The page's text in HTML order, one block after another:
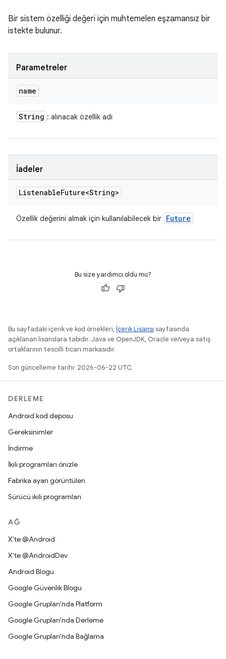
Bir sistem özelliği değeri için muhtemelen eşzamansız bir
istekte bulunur.
Parametreler
name
String : alınacak özellik adı
İadeler
ListenableFuture<String>
Özellik değerini almak için kullanılabilecek bir Future
Bu size yardımcı oldu mu?
Bu sayfadaki içerik ve kod örnekleri, İçerik Lisansı sayfasında
açıklanan lisanslara tabidir. Java ve OpenJDK, Oracle ve/veya satış
ortaklarının tescilli ticari markasıdır.
Son güncelleme tarihi: 2026-06-22 UTC.
DERLEME
Android kod deposu
Gereksinimler
İndirme
İkili programları önizle
Fabrika ayarı görüntüleri
Sürücü ikili programları
AĞ
X'te @Android
X'te @AndroidDev
Android Blogu
Google Güvenlik Blogu
Google Grupları'nda Platform
Google Grupları'nda Derleme
Google Grupları'nda Bağlama